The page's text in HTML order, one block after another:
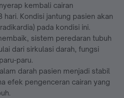
kembali cairan
Kondisi jantung pasien akan
pada kondisi ini.
sistem peredaran tubuh
dari sirkulasi darah, fungsi
paru.
darah pasien menjadi stabil
efek pengenceran cairan yang